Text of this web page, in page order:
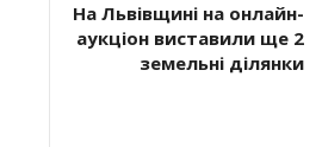
На Львівщині на онлайн-
аукціон виставили ще 2
земельні ділянки